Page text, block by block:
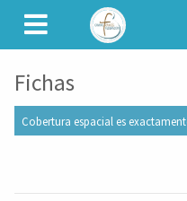
CAMINET
Fichas
Cobertura espacial es